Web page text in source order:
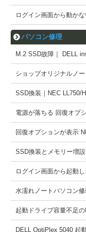
ログイン画面から動か
パソコン修理
M.2 SSD故障｜ DELL
ショップオリジナルノ
SSD換装｜NEC LL750/
電源が落ちる 回復オプ
回復オプションが表示
SSD換装とメモリー増
ログイン画面から起動
水濡れノートパソコン修
起動ドライブ容量不足
DELL OptiPlex 5040 起